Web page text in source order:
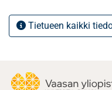
signaali-, konfiguraatio-
havaitsemiseen.
asioita, kuten
Tietueen kaikki